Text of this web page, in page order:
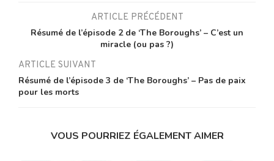
ARTICLE PRÉCÉDENT
Résumé de l’épisode 2 de ‘The Boroughs’ – C’est un
miracle (ou pas ?)
ARTICLE SUIVANT
Résumé de l’épisode 3 de ‘The Boroughs’ – Pas de paix
pour les morts
VOUS POURRIEZ ÉGALEMENT AIMER